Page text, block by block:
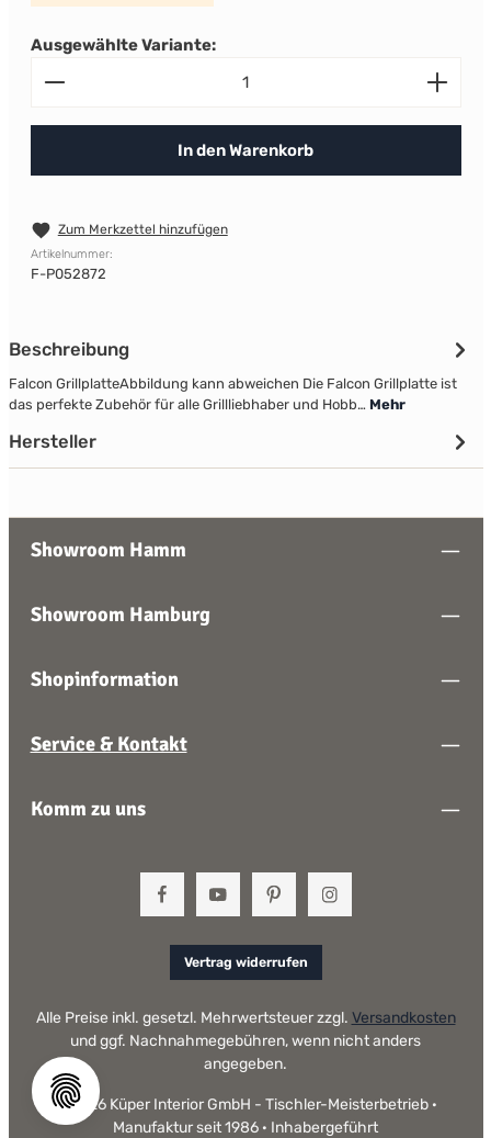
Ausgewählte Variante:
Produkt Anzahl: Gib den gewünschten Wert ein
In den Warenkorb
Zum Merkzettel hinzufügen
Artikelnummer:
F-P052872
Beschreibung
Falcon GrillplatteAbbildung kann abweichen Die Falcon Grillplatte ist
das perfekte Zubehör für alle Grillliebhaber und Hobb… Mehr
Hersteller
Showroom Hamm
Showroom Hamburg
Shopinformation
Service & Kontakt
Komm zu uns
© 2026 Küper Interior GmbH - Tischler-Meisterbetrieb ·
Manufaktur seit 1986 · Inhabergeführt
Vertrag widerrufen
Alle Preise inkl. gesetzl. Mehrwertsteuer zzgl. Versandkosten
und ggf. Nachnahmegebühren, wenn nicht anders
angegeben.